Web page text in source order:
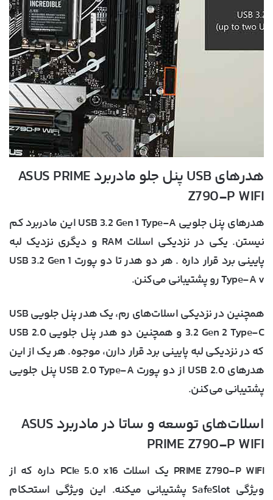
هدرهای USB پنل جلو مادربرد ASUS PRIME
Z790-P WIFI
هدرهای پنل جلویی USB 3.2 Gen 1 Type-A این مادربرد کم
نیستن. یکی در نزدیکی اسلات RAM و دیگری نزدیک لبه
پایینی برد قرار داره . هر دو هدر تا دو پورت USB 3.2 Gen 1
Type-A v رو پشتیبانی می‌کنن.
همچنین در نزدیکی اسلات‌های رم، یک هدر پنل جلویی USB
3.2 Gen 2 Type-C و همچنین دو هدر پنل جلویی USB 2.0
که در نزدیکی لبه پایینی برد قرار دارن، موجوه. هر یک از این
هدرهای USB 2.0 از دو پورت USB 2.0 Type-A پنل جلویی
پشتیبانی می‌کنن.
اسلات‌های توسعه و ساتا در مادربرد ASUS
PRIME Z790-P WIFI
PRIME Z790-P WIFI یک اسلات PCIe 5.0 x16 داره که از
ویژگی SafeSlot پشتیبانی میکنه. این ویژگی استحکام